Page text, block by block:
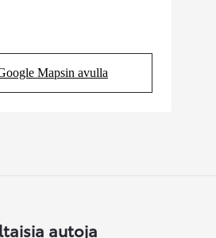
Mapsin avulla
(Aukeaa uudessa välilehdessä)
autoja